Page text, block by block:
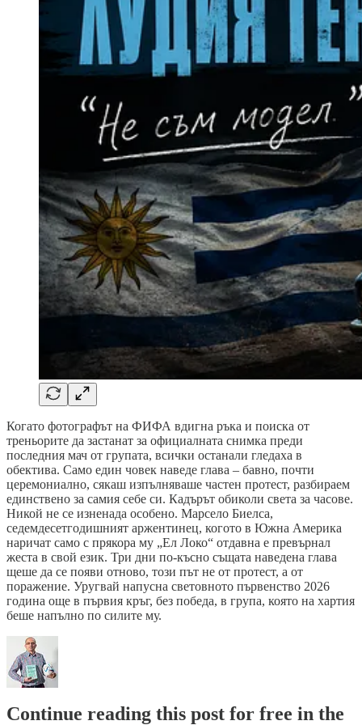
Когато фотографът на ФИФА вдигна ръка и поиска от
треньорите да застанат за официалната снимка преди
последния мач от групата, всички останали гледаха в
обектива. Само един човек наведе глава – бавно, почти
церемониално, сякаш изпълняваше частен протест, разбираем
единствено за самия себе си. Кадърът обиколи света за часове.
Никой не се изненада особено. Марсело Биелса,
седемдесетгодишният аржентинец, когото в Южна Америка
наричат само с прякора му „Ел Локо“ отдавна е превърнал
жеста в свой език. Три дни по-късно същата наведена глава
щеше да се появи отново, този път не от протест, а от
поражение. Уругвай напусна световното първенство 2026
година още в първия кръг, без победа, в група, която на хартия
беше напълно по силите му.
Continue reading this post for free in the